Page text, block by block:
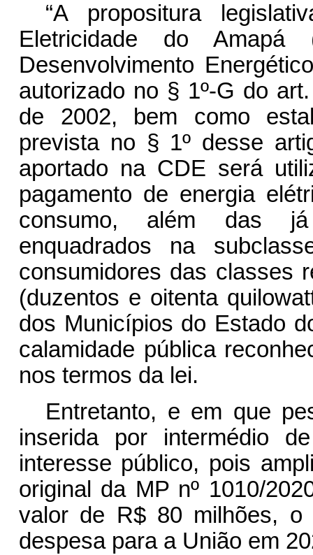
“A propositura
Eletricidade do
Desenvolvimento
autorizado no § 1º-G do
de 2002, bem como
prevista no § 1º desse
aportado na CDE será
pagamento de energia
consumo, além das já
enquadrados na
consumidores das classes
(duzentos e oitenta
dos Municípios do Estado
calamidade pública
nos termos da lei.
Entretanto, e em que
inserida por intermédio
interesse público, pois
original da MP nº 1010/
valor de R$ 80 milhões, o
despesa para a União em